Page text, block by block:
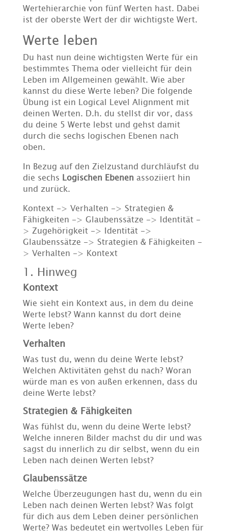
Wertehierarchie von fünf Werten hast. Dabei
ist der oberste Wert der dir wichtigste Wert.
Werte leben
Du hast nun deine wichtigsten Werte für ein
bestimmtes Thema oder vielleicht für dein
Leben im Allgemeinen gewählt. Wie aber
kannst du diese Werte leben? Die folgende
Übung ist ein Logical Level Alignment mit
deinen Werten. D.h. du stellst dir vor, dass
du deine 5 Werte lebst und gehst damit
durch die sechs logischen Ebenen nach
oben.
In Bezug auf den Zielzustand durchläufst du
die sechs Logischen Ebenen assoziiert hin
und zurück.
Kontext -> Verhalten -> Strategien &
Fähigkeiten -> Glaubenssätze -> Identität -
> Zugehörigkeit -> Identität ->
Glaubenssätze -> Strategien & Fähigkeiten -
> Verhalten -> Kontext
1. Hinweg
Kontext
Wie sieht ein Kontext aus, in dem du deine
Werte lebst? Wann kannst du dort deine
Werte leben?
Verhalten
Was tust du, wenn du deine Werte lebst?
Welchen Aktivitäten gehst du nach? Woran
würde man es von außen erkennen, dass du
deine Werte lebst?
Strategien & Fähigkeiten
Was fühlst du, wenn du deine Werte lebst?
Welche inneren Bilder machst du dir und was
sagst du innerlich zu dir selbst, wenn du ein
Leben nach deinen Werten lebst?
Glaubenssätze
Welche Überzeugungen hast du, wenn du ein
Leben nach deinen Werten lebst? Was folgt
für dich aus dem Leben deiner persönlichen
Werte? Was bedeutet ein wertvolles Leben für